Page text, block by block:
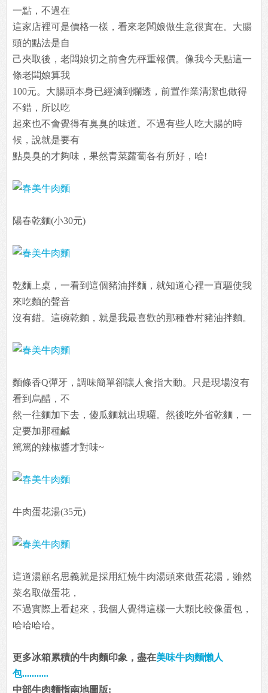
一點，不過在
這家店裡可是價格一樣，看來老闆娘做生意很實在。大腸
頭的點法是自
己夾取後，老闆娘切之前會先秤重報價。像我今天點這一
條老闆娘算我
100元。大腸頭本身已經滷到爛透，前置作業清潔也做得
不錯，所以吃
起來也不會覺得有臭臭的味道。不過有些人吃大腸的時
候，說就是要有
點臭臭的才夠味，果然青菜蘿蔔各有所好，哈!
陽春乾麵(小30元)
乾麵上桌，一看到這個豬油拌麵，就知道心裡一直驅使我
來吃麵的聲音
沒有錯。這碗乾麵，就是我最喜歡的那種眷村豬油拌麵。
麵條香Q彈牙，調味簡單卻讓人食指大動。只是現場沒有
看到烏醋，不
然一往麵加下去，傻瓜麵就出現囉。然後吃外省乾麵，一
定要加那種鹹
篤篤的辣椒醬才對味~
牛肉蛋花湯(35元)
這道湯顧名思義就是採用紅燒牛肉湯頭來做蛋花湯，雖然
菜名取做蛋花，
不過實際上看起來，我個人覺得這樣一大顆比較像蛋包，
哈哈哈哈。
更多冰箱累積的牛肉麵印象，盡在美味牛肉麵懶人
包...........
中部牛肉麵指南地圖版: